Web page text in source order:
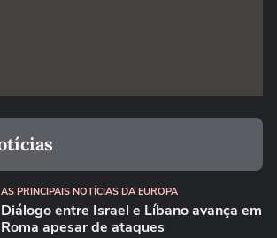
AS PRINCIPAIS NOTÍCIAS DA EUROPA
Diálogo entre Israel e Líbano avança em
Roma apesar de ataques